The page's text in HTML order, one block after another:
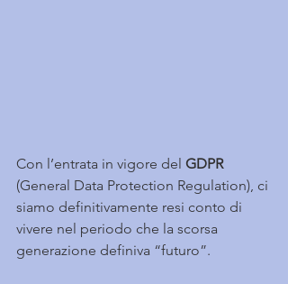
Con l’entrata in vigore del GDPR
(General Data Protection Regulation), ci
siamo definitivamente resi conto di
vivere nel periodo che la scorsa
generazione definiva “futuro”.